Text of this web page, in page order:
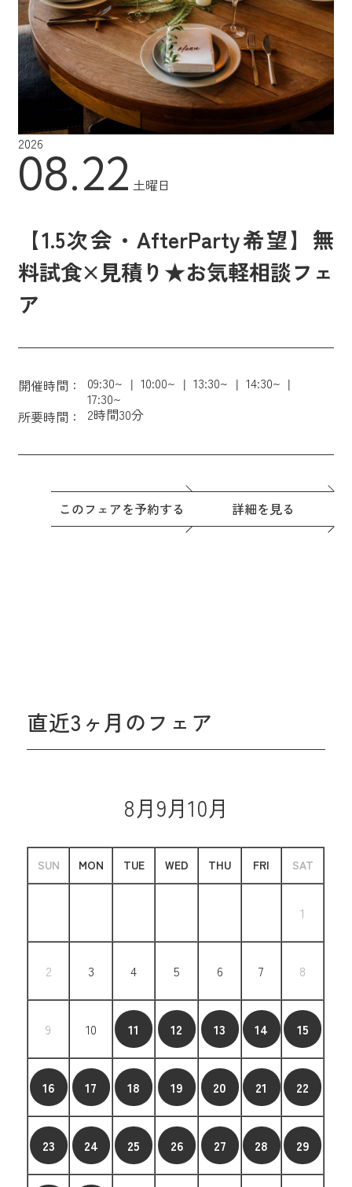
2026
08.22 土曜日
【1.5次会・AfterParty希望】無
料試食×見積り★お気軽相談フェ
ア
開催時間： 09:30~ 10:00~ 13:30~
14:30~
17:30~
所要時間：
2時間30分
このフェアを予約する 詳細を見る
直近3ヶ月のフェア
8月9月10月
SUN MON TUE WED THU FRI SAT
1
2 3 4 5 6 7 8
9 10 11 12 13 14 15
16 17 18 19 20 21 22
23 24 25 26 27 28 29